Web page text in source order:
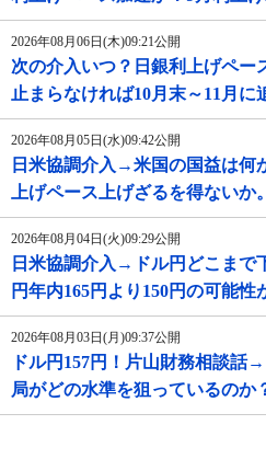
2026年08月06日(木)09:21公開
次の介入いつ？日銀利上げペー
止まらなければ10月末～11月に
2026年08月05日(水)09:42公開
日米協調介入→米国の国益は何
上げペース上げざるを得ないか
2026年08月04日(火)09:29公開
日米協調介入→ドル円どこまで
円年内165円より150円の可能性
2026年08月03日(月)09:37公開
ドル円157円！片山財務相談話
局がどの水準を狙っているのか